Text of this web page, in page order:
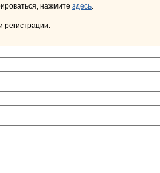
кабинете. Чтобы зарегистрироваться, нажмите здесь.
регистрации.